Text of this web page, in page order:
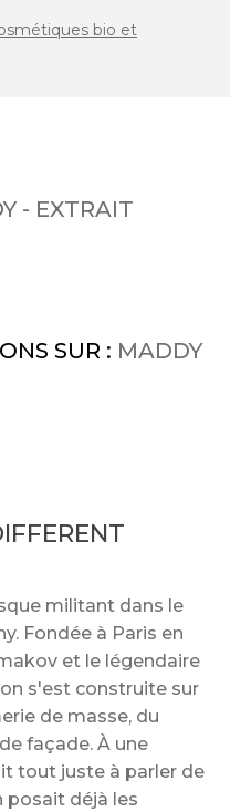
bio et
- EXTRAIT
SUR : MADDY
militant dans le
Fondée à Paris en
et le légendaire
s'est construite sur
de masse, du
façade. À une
tout juste à parler de
posait déjà les